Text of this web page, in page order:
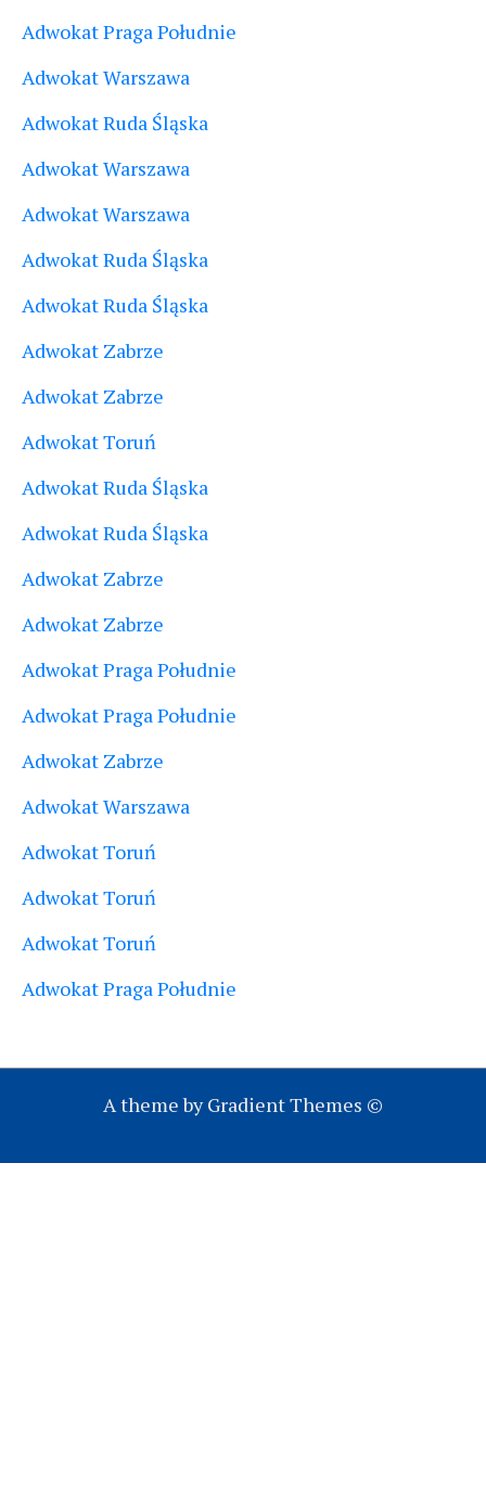
Adwokat Praga Południe
Adwokat Warszawa
Adwokat Ruda Śląska
Adwokat Warszawa
Adwokat Warszawa
Adwokat Ruda Śląska
Adwokat Ruda Śląska
Adwokat Zabrze
Adwokat Zabrze
Adwokat Toruń
Adwokat Ruda Śląska
Adwokat Ruda Śląska
Adwokat Zabrze
Adwokat Zabrze
Adwokat Praga Południe
Adwokat Praga Południe
Adwokat Zabrze
Adwokat Warszawa
Adwokat Toruń
Adwokat Toruń
Adwokat Toruń
Adwokat Praga Południe
A theme by Gradient Themes ©